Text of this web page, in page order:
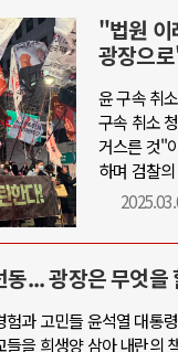
"법원 이
광장으
윤 구속 취
구속 취소
거스른 것"
하며 검찰
... 광장은 무엇을
험과 고민들 윤석열 대
을 희생양 삼아 내란의